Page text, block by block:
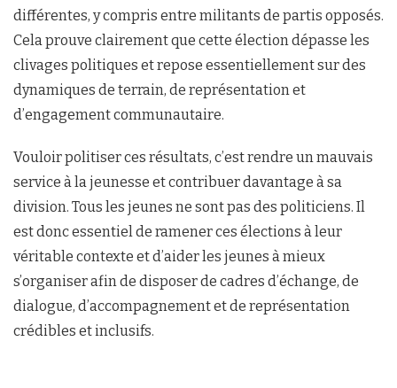
différentes, y compris entre militants de partis opposés.
Cela prouve clairement que cette élection dépasse les
clivages politiques et repose essentiellement sur des
dynamiques de terrain, de représentation et
d’engagement communautaire.
Vouloir politiser ces résultats, c’est rendre un mauvais
service à la jeunesse et contribuer davantage à sa
division. Tous les jeunes ne sont pas des politiciens. Il
est donc essentiel de ramener ces élections à leur
véritable contexte et d’aider les jeunes à mieux
s’organiser afin de disposer de cadres d’échange, de
dialogue, d’accompagnement et de représentation
crédibles et inclusifs.